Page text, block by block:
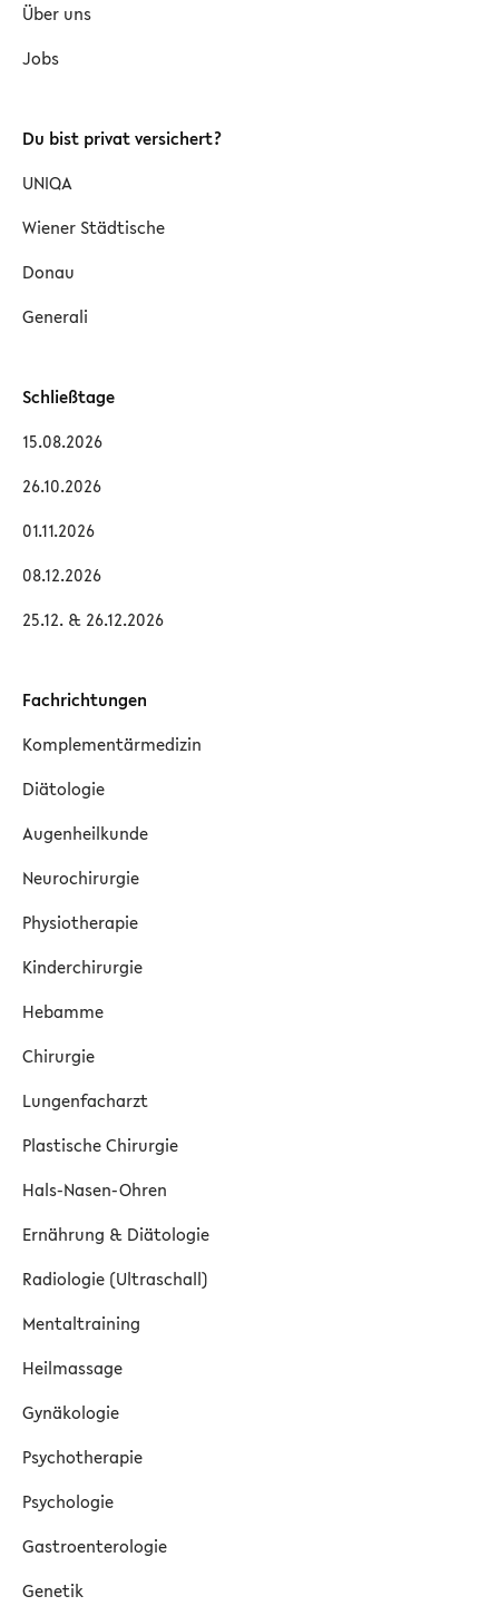
Über uns
Jobs
Du bist privat versichert?
UNIQA
Wiener Städtische
Donau
Generali
Schließtage
15.08.2026
26.10.2026
01.11.2026
08.12.2026
25.12. & 26.12.2026
Fachrichtungen
Komplementärmedizin
Diätologie
Augenheilkunde
Neurochirurgie
Physiotherapie
Kinderchirurgie
Hebamme
Chirurgie
Lungenfacharzt
Plastische Chirurgie
Hals-Nasen-Ohren
Ernährung & Diätologie
Radiologie (Ultraschall)
Mentaltraining
Heilmassage
Gynäkologie
Psychotherapie
Psychologie
Gastroenterologie
Genetik